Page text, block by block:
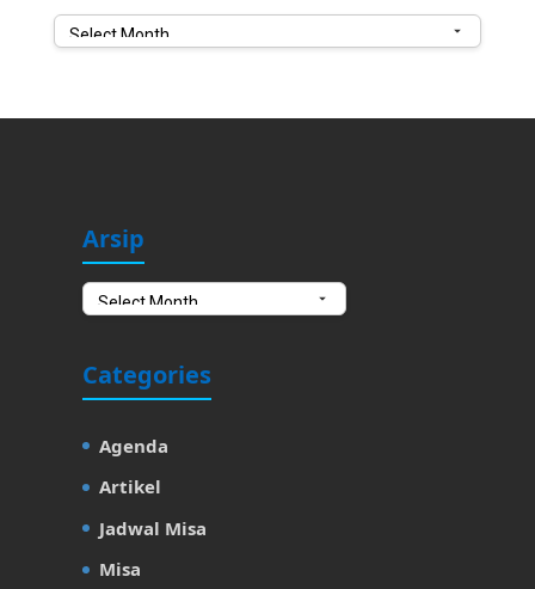
Arsip
ArsipArsip
Categories
Agenda
Artikel
Jadwal Misa
Misa